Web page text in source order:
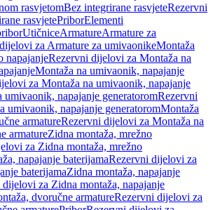
rasvjetomBez integrirane rasvjeteRezervni
rasvjetePriborElementi
UtičniceArmatureArmature za
za Armature za umivaonikeMontaža
napajanjeRezervni dijelovi za Montaža na
Montaža na umivaonik, napajanje
za Montaža na umivaonik, napajanje
umivaonik, napajanje generatoromRezervni
umivaonik, napajanje generatoromMontaža
armatureRezervni dijelovi za Montaža na
armatureZidna montaža, mrežno
za Zidna montaža, mrežno
napajanje baterijamaRezervni dijelovi za
baterijamaZidna montaža, napajanje
za Zidna montaža, napajanje
dvoručne armatureRezervni dijelovi za